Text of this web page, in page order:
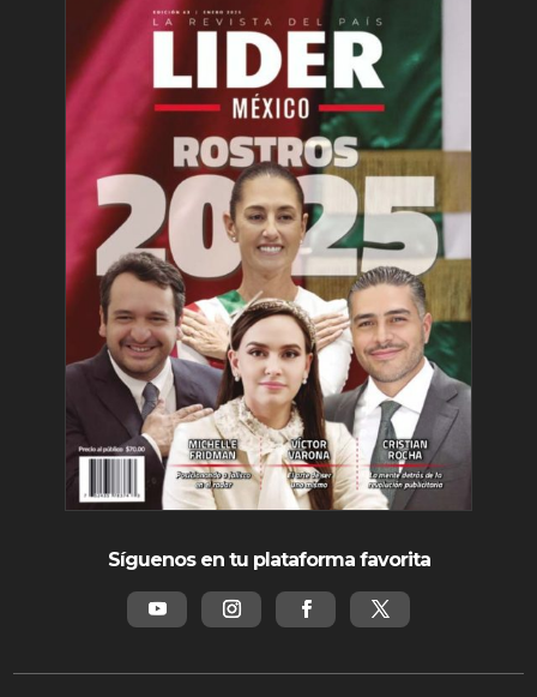
Síguenos en tu plataforma favorita